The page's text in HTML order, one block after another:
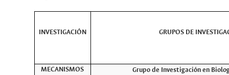
INVESTIGACIÓN GRUPOS DE
MECANISMOS
Grupo de Investigación en